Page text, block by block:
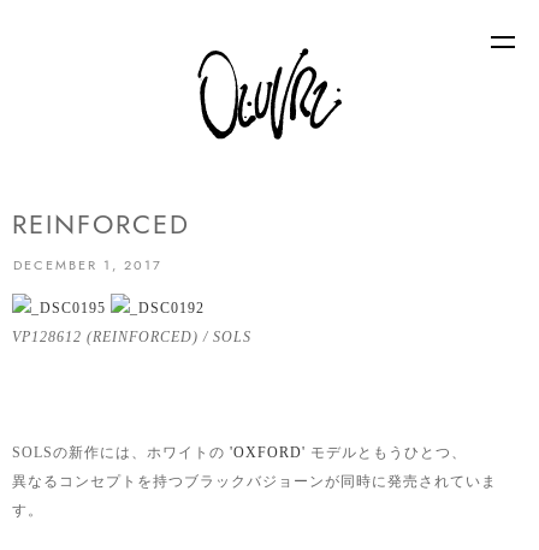
REINFORCED
DECEMBER 1, 2017
VP128612 (REINFORCED) / SOLS
SOLSの新作には、ホワイトの 'OXFORD' モデルともうひとつ、
異なるコンセプトを持つブラックバジョーンが同時に発売されていま
す。